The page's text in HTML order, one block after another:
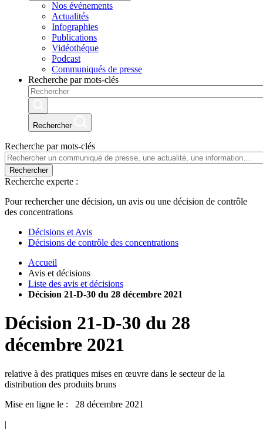
Nos événements
Actualités
Infographies
Publications
Vidéothéque
Podcast
Communiqués de presse
Recherche par mots-clés
Rechercher
Recherche par mots-clés
Rechercher
Recherche experte :
Pour rechercher une décision, un avis ou une décision de contrôle
des concentrations
Décisions et Avis
Décisions de contrôle des concentrations
Accueil
Avis et décisions
Liste des avis et décisions
Décision 21-D-30 du 28 décembre 2021
Décision 21-D-30 du 28
décembre 2021
relative à des pratiques mises en œuvre dans le secteur de la
distribution des produits bruns
Mise en ligne le : 28 décembre 2021
|